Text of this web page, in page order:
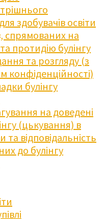
здобувачів освіти
спрямованих на
протидію булінгу
та розгляду (з
конфіденційності)
булінгу
на доведені
(цькування) в
та відповідальність
до булінгу